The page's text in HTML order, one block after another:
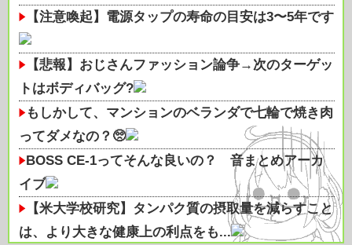
【注意喚起】電源タップの寿命の目安は3〜5年です
【悲報】おじさんファッション論争→次のターゲッ
トはボディバッグ?
もしかして、マンションのベランダで七輪で焼き肉
ってダメなの？🥺
BOSS CE-1ってそんな良いの？ 音まとめアーカ
イブ
【米大学校研究】タンパク質の摂取量を減らすこと
は、より大きな健康上の利点をも...